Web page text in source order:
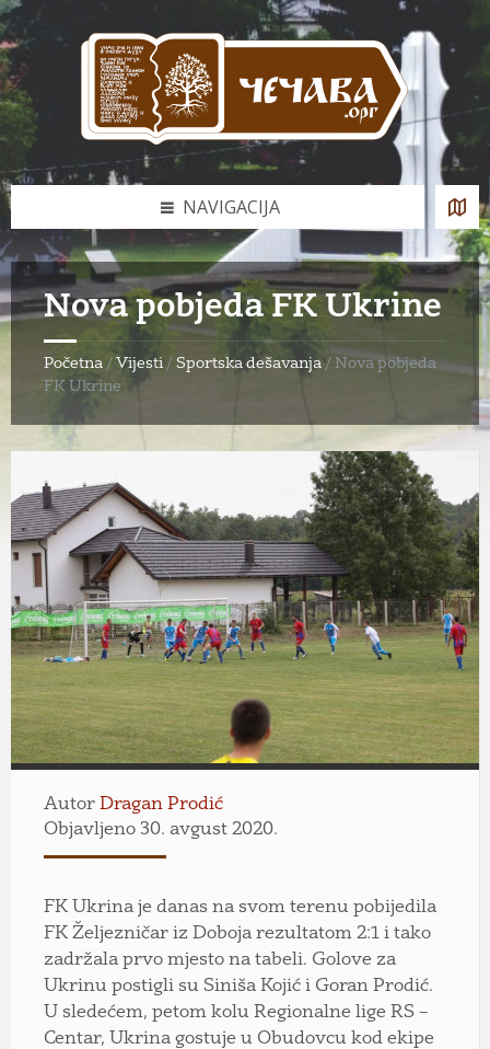
Skip
to
content
Skip
to
left
sidebar
Skip
to
footer
NAVIGACIJA
Nova pobjeda FK Ukrine
Početna / Vijesti / Sportska dešavanja / Nova pobjeda
FK Ukrine
Autor Dragan Prodić
Objavljeno 30. avgust 2020.
FK Ukrina je danas na svom terenu pobijedila
FK Željezničar iz Doboja rezultatom 2:1 i tako
zadržala prvo mjesto na tabeli. Golove za
Ukrinu postigli su Siniša Kojić i Goran Prodić.
U sledećem, petom kolu Regionalne lige RS –
Centar, Ukrina gostuje u Obudovcu kod ekipe